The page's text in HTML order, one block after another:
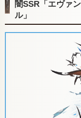
闇SSR「エヴァ
ル」